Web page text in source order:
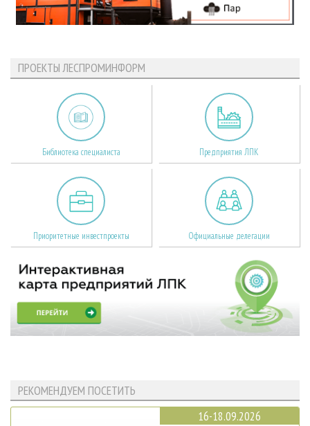
ПРОЕКТЫ ЛЕСПРОМИНФОРМ
Библиотека специалиста Предприятия ЛПК
Приоритетные инвестпроекты Официальные делегации
РЕКОМЕНДУЕМ ПОСЕТИТЬ
16-18.09.2026